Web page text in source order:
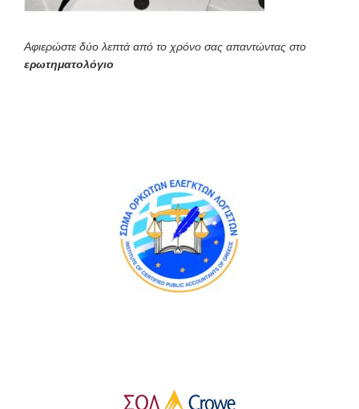
Αφιερώστε δύο λεπτά από το χρόνο σας απαντώντας στο
ερωτηματολόγιο